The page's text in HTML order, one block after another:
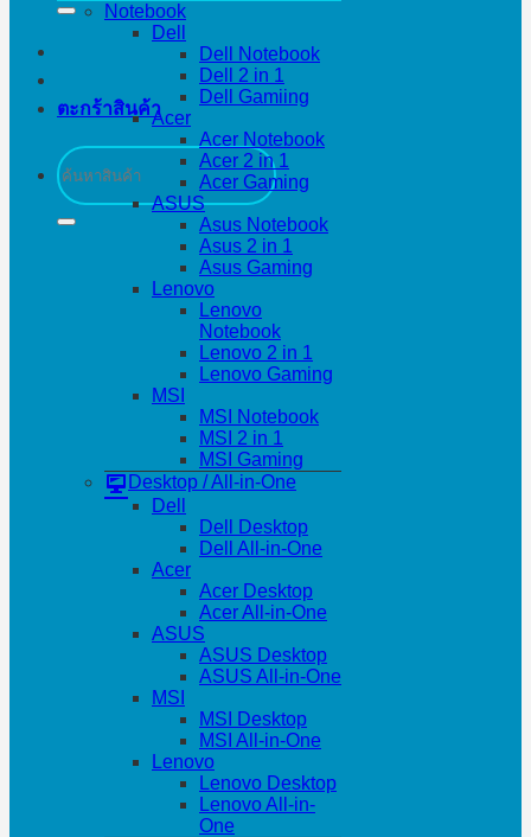
ตะกร้าสินค้า
ค้นหา:
Notebook
Dell
Dell Notebook
Dell 2 in 1
Dell Gamiing
Acer
Acer Notebook
Acer 2 in 1
Acer Gaming
ASUS
Asus Notebook
Asus 2 in 1
Asus Gaming
Lenovo
Lenovo
Notebook
Lenovo 2 in 1
Lenovo Gaming
MSI
MSI Notebook
MSI 2 in 1
MSI Gaming
Desktop / All-in-One
Dell
Dell Desktop
Dell All-in-One
Acer
Acer Desktop
Acer All-in-One
ASUS
ASUS Desktop
ASUS All-in-One
MSI
MSI Desktop
MSI All-in-One
Lenovo
Lenovo Desktop
Lenovo All-in-
One